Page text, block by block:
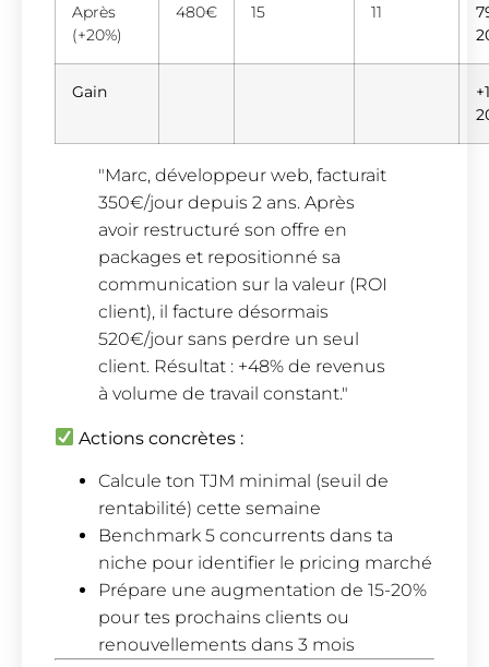
Après
(+20%)
480€ 15 11
Gain
"Marc, développeur web, facturait
350€/jour depuis 2 ans. Après
avoir restructuré son offre en
packages et repositionné sa
communication sur la valeur (ROI
client), il facture désormais
520€/jour sans perdre un seul
client. Résultat : +48% de revenus
à volume de travail constant."
Actions concrètes :
Calcule ton TJM minimal (seuil de
rentabilité) cette semaine
Benchmark 5 concurrents dans ta
niche pour identifier le pricing marché
Prépare une augmentation de 15-20%
pour tes prochains clients ou
renouvellements dans 3 mois